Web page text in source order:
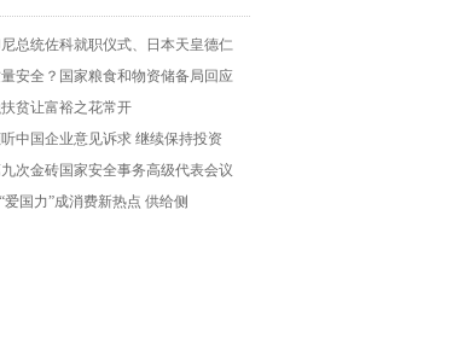
总统佐科就职仪式、日本天皇德仁
安全？国家粮食和物资储备局回应
贫让富裕之花常开
中国企业意见诉求 继续保持投资
次金砖国家安全事务高级代表会议
爱国力”成消费新热点 供给侧